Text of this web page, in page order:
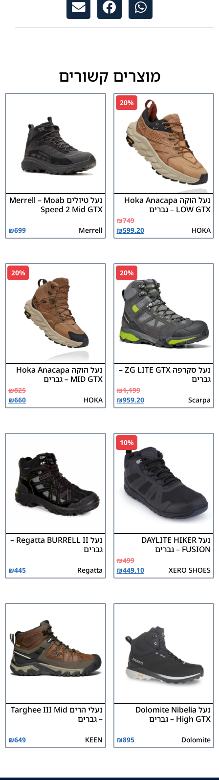
מוצרים קשורים
20%
נעל הוקה Hoka Anacapa
LOW GTX – גברים
HOKA
₪749
₪599.20
נעל טיולים Merrell – Moab
Speed 2 Mid GTX
Merrell
₪699
20%
נעל סקרפה ZG LITE GTX –
גברים
Scarpa
₪1,199
₪959.20
20%
נעל הוקה Hoka Anacapa
MID GTX – גברים
HOKA
₪825
₪660
10%
נעל DAYLITE HIKER
FUSION – גברים
XERO SHOES
₪499
₪449.10
נעל Regatta BURRELL II –
גברים
Regatta
₪445
נעל Dolomite Nibelia
High GTX – גברים
Dolomite
₪895
נעלי הרים Targhee III Mid
– גברים
KEEN
₪649